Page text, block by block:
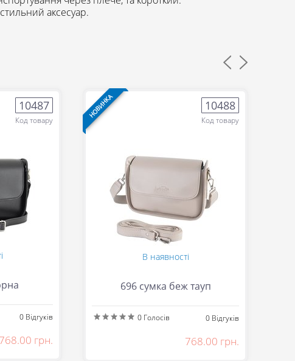
аксесуар.
10487
Код товару
0 Відгуків
768.00 грн.
НОВИНКА 10488
Код товару
В наявності
696 сумка беж тауп
0 Голосів 0 Відгуків
768.00 грн.